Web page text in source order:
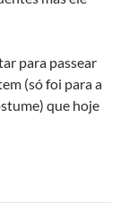
para passear
(só foi para a
que hoje